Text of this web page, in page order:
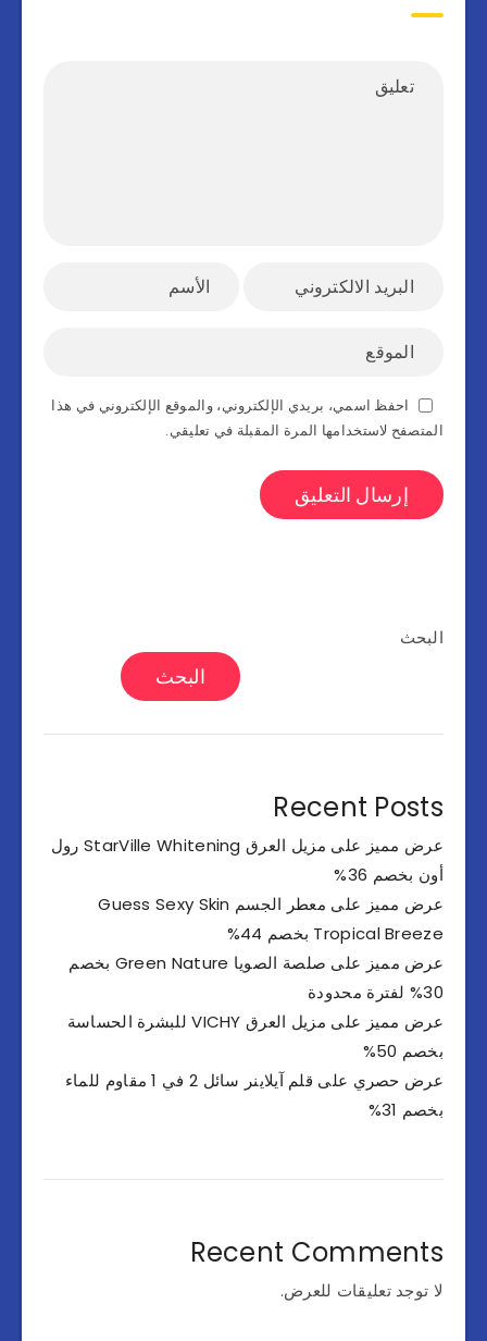
احفظ اسمي، بريدي الإلكتروني، والموقع الإلكتروني في هذا
المتصفح لاستخدامها المرة المقبلة في تعليقي.
البحث
البحث
Recent Posts
عرض مميز على مزيل العرق StarVille Whitening رول
أون بخصم 36%
عرض مميز على معطر الجسم Guess Sexy Skin
Tropical Breeze بخصم 44%
عرض مميز على صلصة الصويا Green Nature بخصم
30% لفترة محدودة
عرض مميز على مزيل العرق VICHY للبشرة الحساسة
بخصم 50%
عرض حصري على قلم آيلاينر سائل 2 في 1 مقاوم للماء
بخصم 31%
Recent Comments
لا توجد تعليقات للعرض.